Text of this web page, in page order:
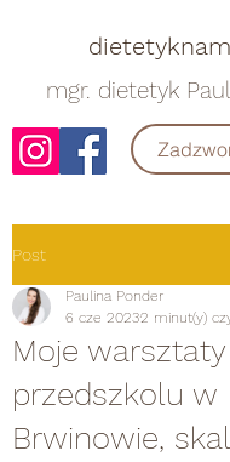
mgr. dietetyk
Post
Moje
przedszkolu w
Brwinowie,
Paulina Ponder
6 cze 20232 minut(y)